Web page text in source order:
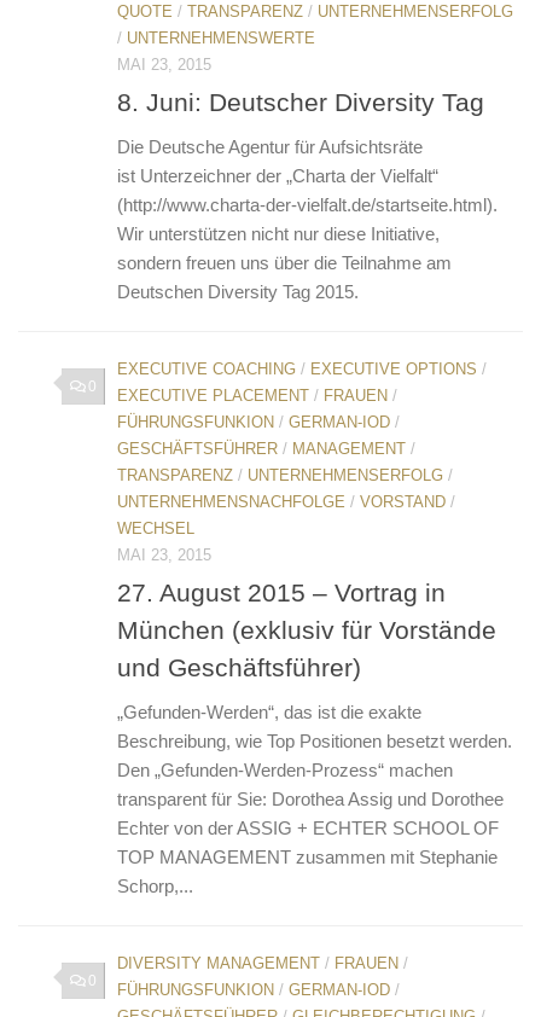
QUOTE / TRANSPARENZ / UNTERNEHMENSERFOLG
/ UNTERNEHMENSWERTE
MAI 23, 2015
8. Juni: Deutscher Diversity Tag
Die Deutsche Agentur für Aufsichtsräte
ist Unterzeichner der „Charta der Vielfalt“
(http://www.charta-der-vielfalt.de/startseite.html).
Wir unterstützen nicht nur diese Initiative,
sondern freuen uns über die Teilnahme am
Deutschen Diversity Tag 2015.
0
EXECUTIVE COACHING / EXECUTIVE OPTIONS /
EXECUTIVE PLACEMENT / FRAUEN /
FÜHRUNGSFUNKION / GERMAN-IOD /
GESCHÄFTSFÜHRER / MANAGEMENT /
TRANSPARENZ / UNTERNEHMENSERFOLG /
UNTERNEHMENSNACHFOLGE / VORSTAND /
WECHSEL
MAI 23, 2015
27. August 2015 – Vortrag in
München (exklusiv für Vorstände
und Geschäftsführer)
„Gefunden-Werden“, das ist die exakte
Beschreibung, wie Top Positionen besetzt werden.
Den „Gefunden-Werden-Prozess“ machen
transparent für Sie: Dorothea Assig und Dorothee
Echter von der ASSIG + ECHTER SCHOOL OF
TOP MANAGEMENT zusammen mit Stephanie
Schorp,...
0
DIVERSITY MANAGEMENT / FRAUEN /
FÜHRUNGSFUNKION / GERMAN-IOD /